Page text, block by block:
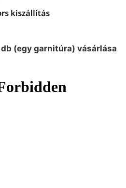
kiszállítás
(egy garnitúra) vásárlása